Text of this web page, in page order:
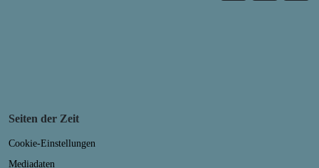
Seiten der Zeit
Cookie-Einstellungen
Mediadaten